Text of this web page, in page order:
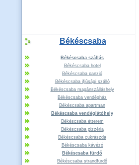
Békéscsaba
Békéscsaba szállás
Békéscsaba hotel
Békéscsaba panzió
Békéscsaba ifjúsági szálló
Békéscsaba magánszálláshely
Békéscsaba vendégház
Békéscsaba apartman
Békéscsaba vendéglátóhely
Békéscsaba étterem
Békéscsaba pizzéria
Békéscsaba cukrászda
Békéscsaba kávézó
Békéscsaba fürdő
Békéscsaba strandfürdő